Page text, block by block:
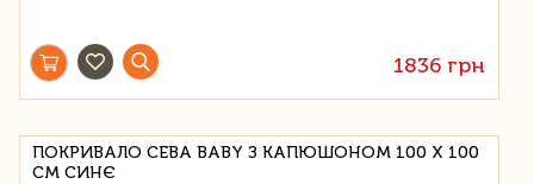
1836 грн
ПОКРИВАЛО CEBA BABY З КАПЮШОНОМ 100 Х 100
СМ СИНЄ